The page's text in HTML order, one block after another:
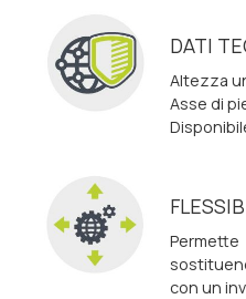
DATI
Altezza
Asse di
con un